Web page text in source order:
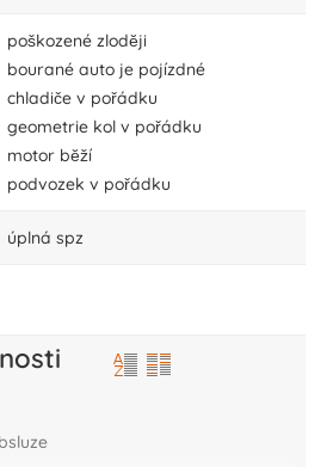
poškozené zlodĕji
bourané auto je pojízdné
chladiče v pořádku
geometrie kol v pořádku
motor bĕží
podvozek v pořádku
úplná spz